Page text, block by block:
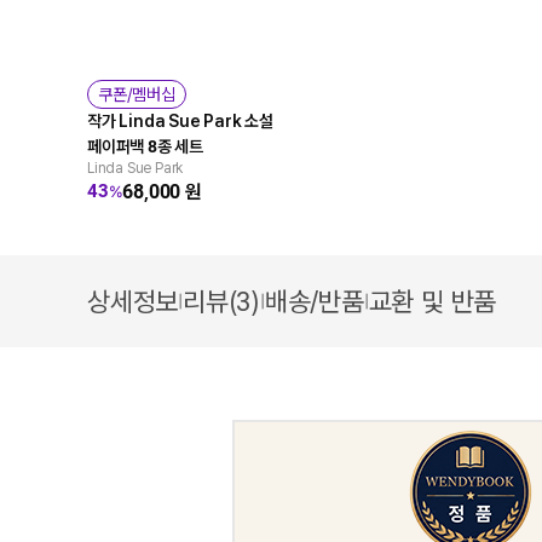
쿠폰/멤버십
작가 Linda Sue Park 소설
페이퍼백 8종 세트
Linda Sue Park
43%68,000원
상세정보|리뷰(3)|배송/반품|교환 및 반품